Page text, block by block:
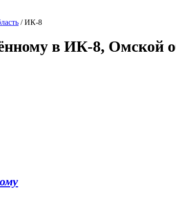
/ ИК-8
в ИК-8, Омской